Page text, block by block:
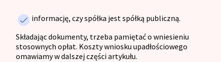
informację, czy spółka jest spółką publiczną.
Składając dokumenty, trzeba pamiętać o wniesieniu
stosownych opłat. Koszty wniosku upadłościowego
omawiamy w dalszej części artykułu.